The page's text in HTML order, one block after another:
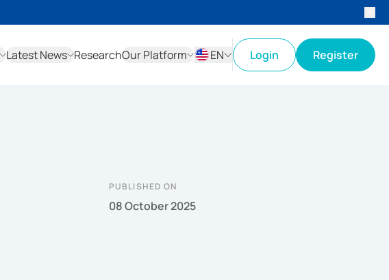
Latest News ResearchOur Platform
EN
Login Register
PUBLISHED ON
08 October 2025